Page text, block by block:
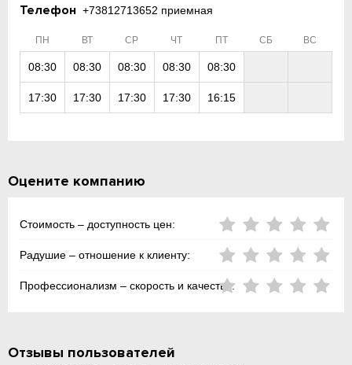
Телефон +73812713652 приемная
ПН ВТ СР ЧТ ПТ СБ ВС
08:30 08:30 08:30 08:30 08:30
17:30 17:30 17:30 17:30 16:15
Оцените компанию
Стоимость – доступность цен:
Радушие – отношение к клиенту:
Профессионализм – скорость и качество:
Отзывы пользователей